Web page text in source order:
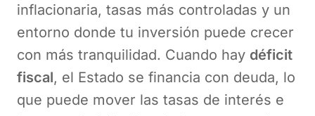
inflacionaria, tasas más controladas y un
entorno donde tu inversión puede crecer
con más tranquilidad. Cuando hay déficit
fiscal, el Estado se financia con deuda, lo
que puede mover las tasas de interés e